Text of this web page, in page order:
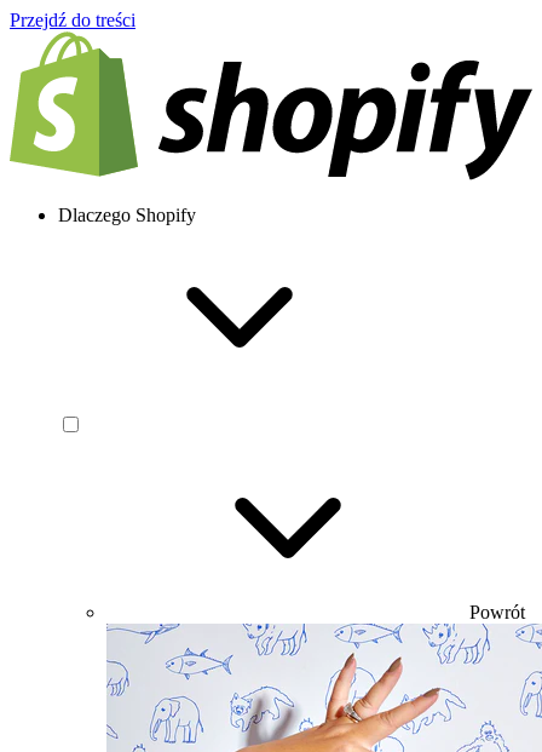
Przejdź do treści
Dlaczego Shopify
Powrót